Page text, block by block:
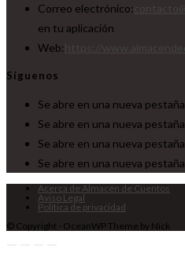
Correo electrónico:
en tu aplicación
Web:
Síguenos
Se abre en una nueva pestaña
Se abre en una nueva pestaña
Se abre en una nueva pestaña
Se abre en una nueva pestaña
Acerca de Almacén de Cuentos
Aviso Legal
Política de privacidad
© Copyright - OceanWP Theme by Nick